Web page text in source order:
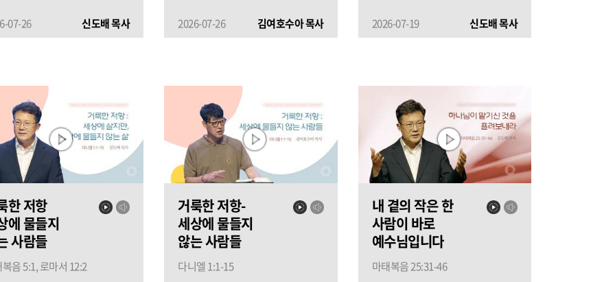
07-26 신도배 목사 2026-07-26 김여호수아 목사 2026-07-19 신도배 목사
한 저항
에 물들지
사람들
음 5:1, 로마서 12:2
거룩한 저항-
세상에 물들지
않는 사람들
다니엘 1:1-15
내 곁의 작은 한
사람이 바로
예수님입니다
마태복음 25:31-46